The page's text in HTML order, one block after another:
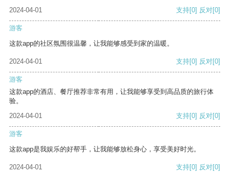
2024-04-01
支持[0] 反对[0]
游客
这款app的社区氛围很温馨，让我能够感受到家的温暖。
2024-04-01 支持[0] 反对[0]
游客
这款app的酒店、餐厅推荐非常有用，让我能够享受到高品质的旅行体
验。
2024-04-01
支持[0] 反对[0]
游客
这款app是我娱乐的好帮手，让我能够放松身心，享受美好时光。
2024-04-01 支持[0] 反对[0]